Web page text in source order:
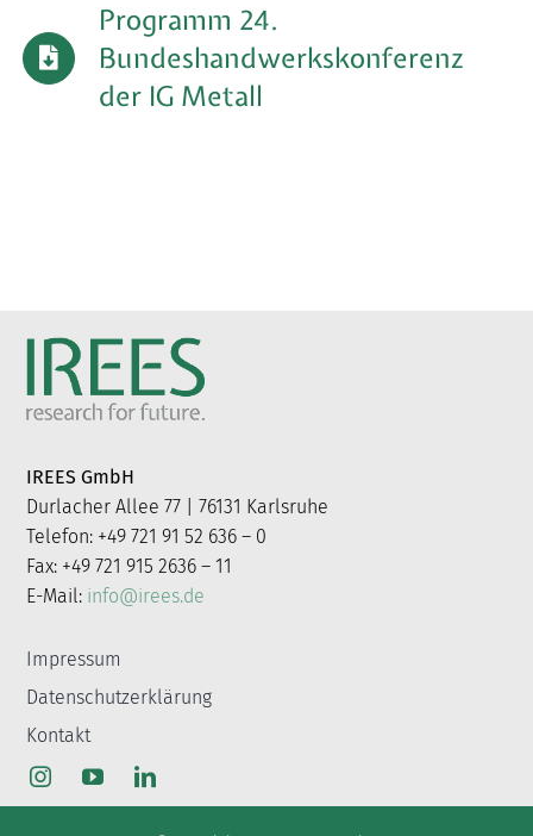
Programm 24.
Bundeshandwerkskonferenz
der IG Metall
IREES GmbH
Durlacher Allee 77 | 76131 Karlsruhe
Telefon: +49 721 91 52 636 – 0
Fax: +49 721 915 2636 – 11
E-Mail: info@irees.de
Impressum
Datenschutzerklärung
Kontakt